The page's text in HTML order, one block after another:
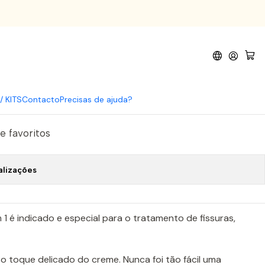
KITSContactoPrecisas de ajuda?
50ml
de pés SOS 3 em 1 50ml
agora
favoritos
1 é indicado e especial para o tratamento de fissuras,
toque delicado do creme. Nunca foi tão fácil uma